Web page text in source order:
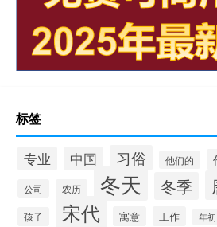
标签
专业 中国 习俗 他们的
公司 农历 冬天 冬季
孩子 宋代 寓意 工作 年初